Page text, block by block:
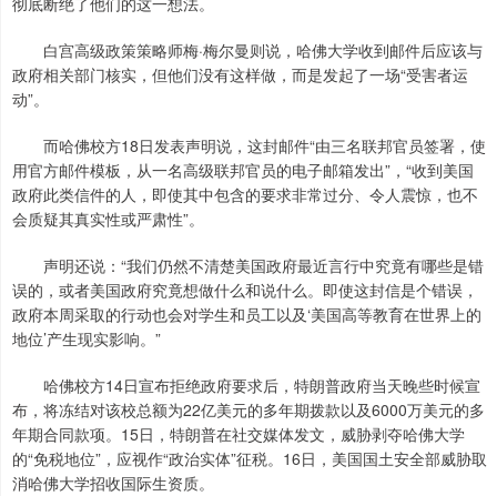
白宫高级政策策略师梅·梅尔曼则说，哈佛大学收到邮件后应该与
政府相关部门核实，但他们没有这样做，而是发起了一场“受害者运
动”。
而哈佛校方18日发表声明说，这封邮件“由三名联邦官员签署，使
用官方邮件模板，从一名高级联邦官员的电子邮箱发出”，“收到美国
政府此类信件的人，即使其中包含的要求非常过分、令人震惊，也不
会质疑其真实性或严肃性”。
声明还说：“我们仍然不清楚美国政府最近言行中究竟有哪些是错
误的，或者美国政府究竟想做什么和说什么。即使这封信是个错误，
政府本周采取的行动也会对学生和员工以及‘美国高等教育在世界上的
地位’产生现实影响。”
哈佛校方14日宣布拒绝政府要求后，特朗普政府当天晚些时候宣
布，将冻结对该校总额为22亿美元的多年期拨款以及6000万美元的多
年期合同款项。15日，特朗普在社交媒体发文，威胁剥夺哈佛大学
的“免税地位”，应视作“政治实体”征税。16日，美国国土安全部威胁取
消哈佛大学招收国际生资质。